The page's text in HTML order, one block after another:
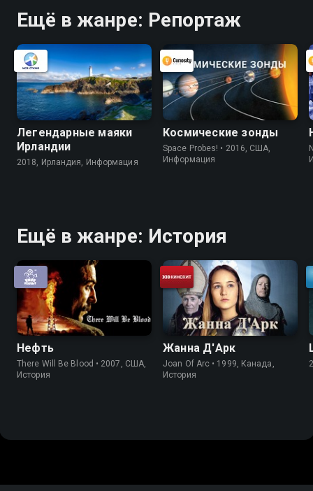
Ещё в жанре: Репортаж
Легендарные маяки
Ирландии
2018, Ирландия, Информация
Космические зонды
Space Probes! • 2016, США,
Информация
Ещё в жанре: История
Нефть
There Will Be Blood • 2007, США,
История
Жанна Д'Арк
Joan Of Arc • 1999, Канада,
История